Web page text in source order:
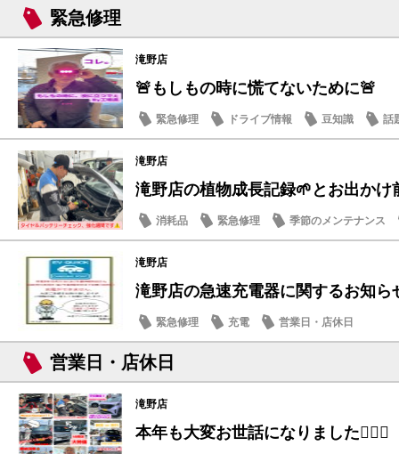
緊急修理
滝野店
🚨もしもの時に慌てないために🚨
緊急修理 ドライブ情報 豆知識 話
滝野店
滝野店の植物成長記録🌱とお出かけ
消耗品 緊急修理 季節のメンテナンス
滝野店
滝野店の急速充電器に関するお知ら
緊急修理 充電 営業日・店休日
営業日・店休日
滝野店
本年も大変お世話になりました🙇🏻‍♀️